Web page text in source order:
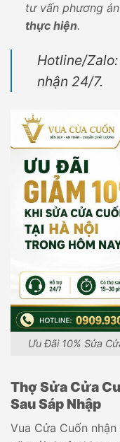
tư vấn phương
thực hiện.
Hotline/Zalo:
nhận 24/7.
Ưu Đãi 10% Sửa
Thợ Sửa Cửa
Sau Sáp Nhập
Vua Cửa Cuốn nhận